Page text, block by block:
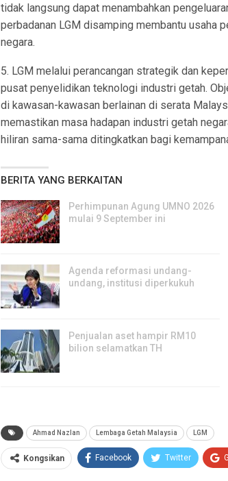
tidak langsung dapat menambahkan
perbadanan LGM disamping membantu usaha
negara.
5. LGM melalui perancangan strategik dan
pusat penyelidikan teknologi industri getah.
di kawasan-kawasan berlainan di serata
memastikan masa hadapan industri getah
hiliran sama-sama ditingkatkan bagi
BERITA YANG BERKAITAN
Perhimpunan Agung UMNO 2026
mulai 9 September ini
Agenda reformasi undang-
undang, institusi diperkukuh
Penjualan aset hampir RM10
bilion selamatkan TH
Ahmad Nazlan Lembaga Getah Malaysia LGM
Kongsikan Facebook Twitter